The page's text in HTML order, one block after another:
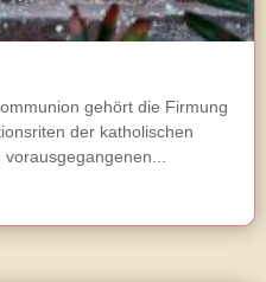
gehört die Firmung
der katholischen